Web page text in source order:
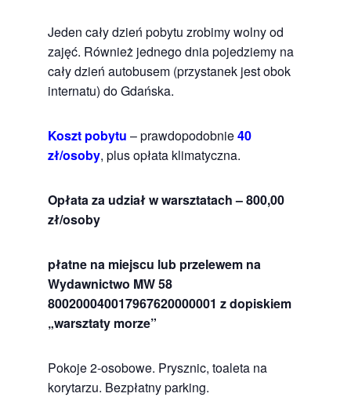
Jeden cały dzień pobytu zrobimy wolny od
zajęć. Również jednego dnia pojedziemy na
cały dzień autobusem (przystanek jest obok
internatu) do Gdańska.
Koszt pobytu – prawdopodobnie40
zł/osoby, plus opłata klimatyczna.
Opłata za udział w warsztatach – 800,00
zł/osoby
płatne na miejscu lub przelewem na
Wydawnictwo MW 58
800200040017967620000001 z dopiskiem
„warsztaty morze”
Pokoje 2-osobowe. Prysznic, toaleta na
korytarzu. Bezpłatny parking.